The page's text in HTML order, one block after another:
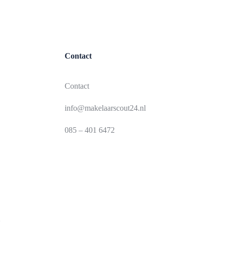
Contact
Contact
info@makelaarscout24.nl
085 – 401 6472